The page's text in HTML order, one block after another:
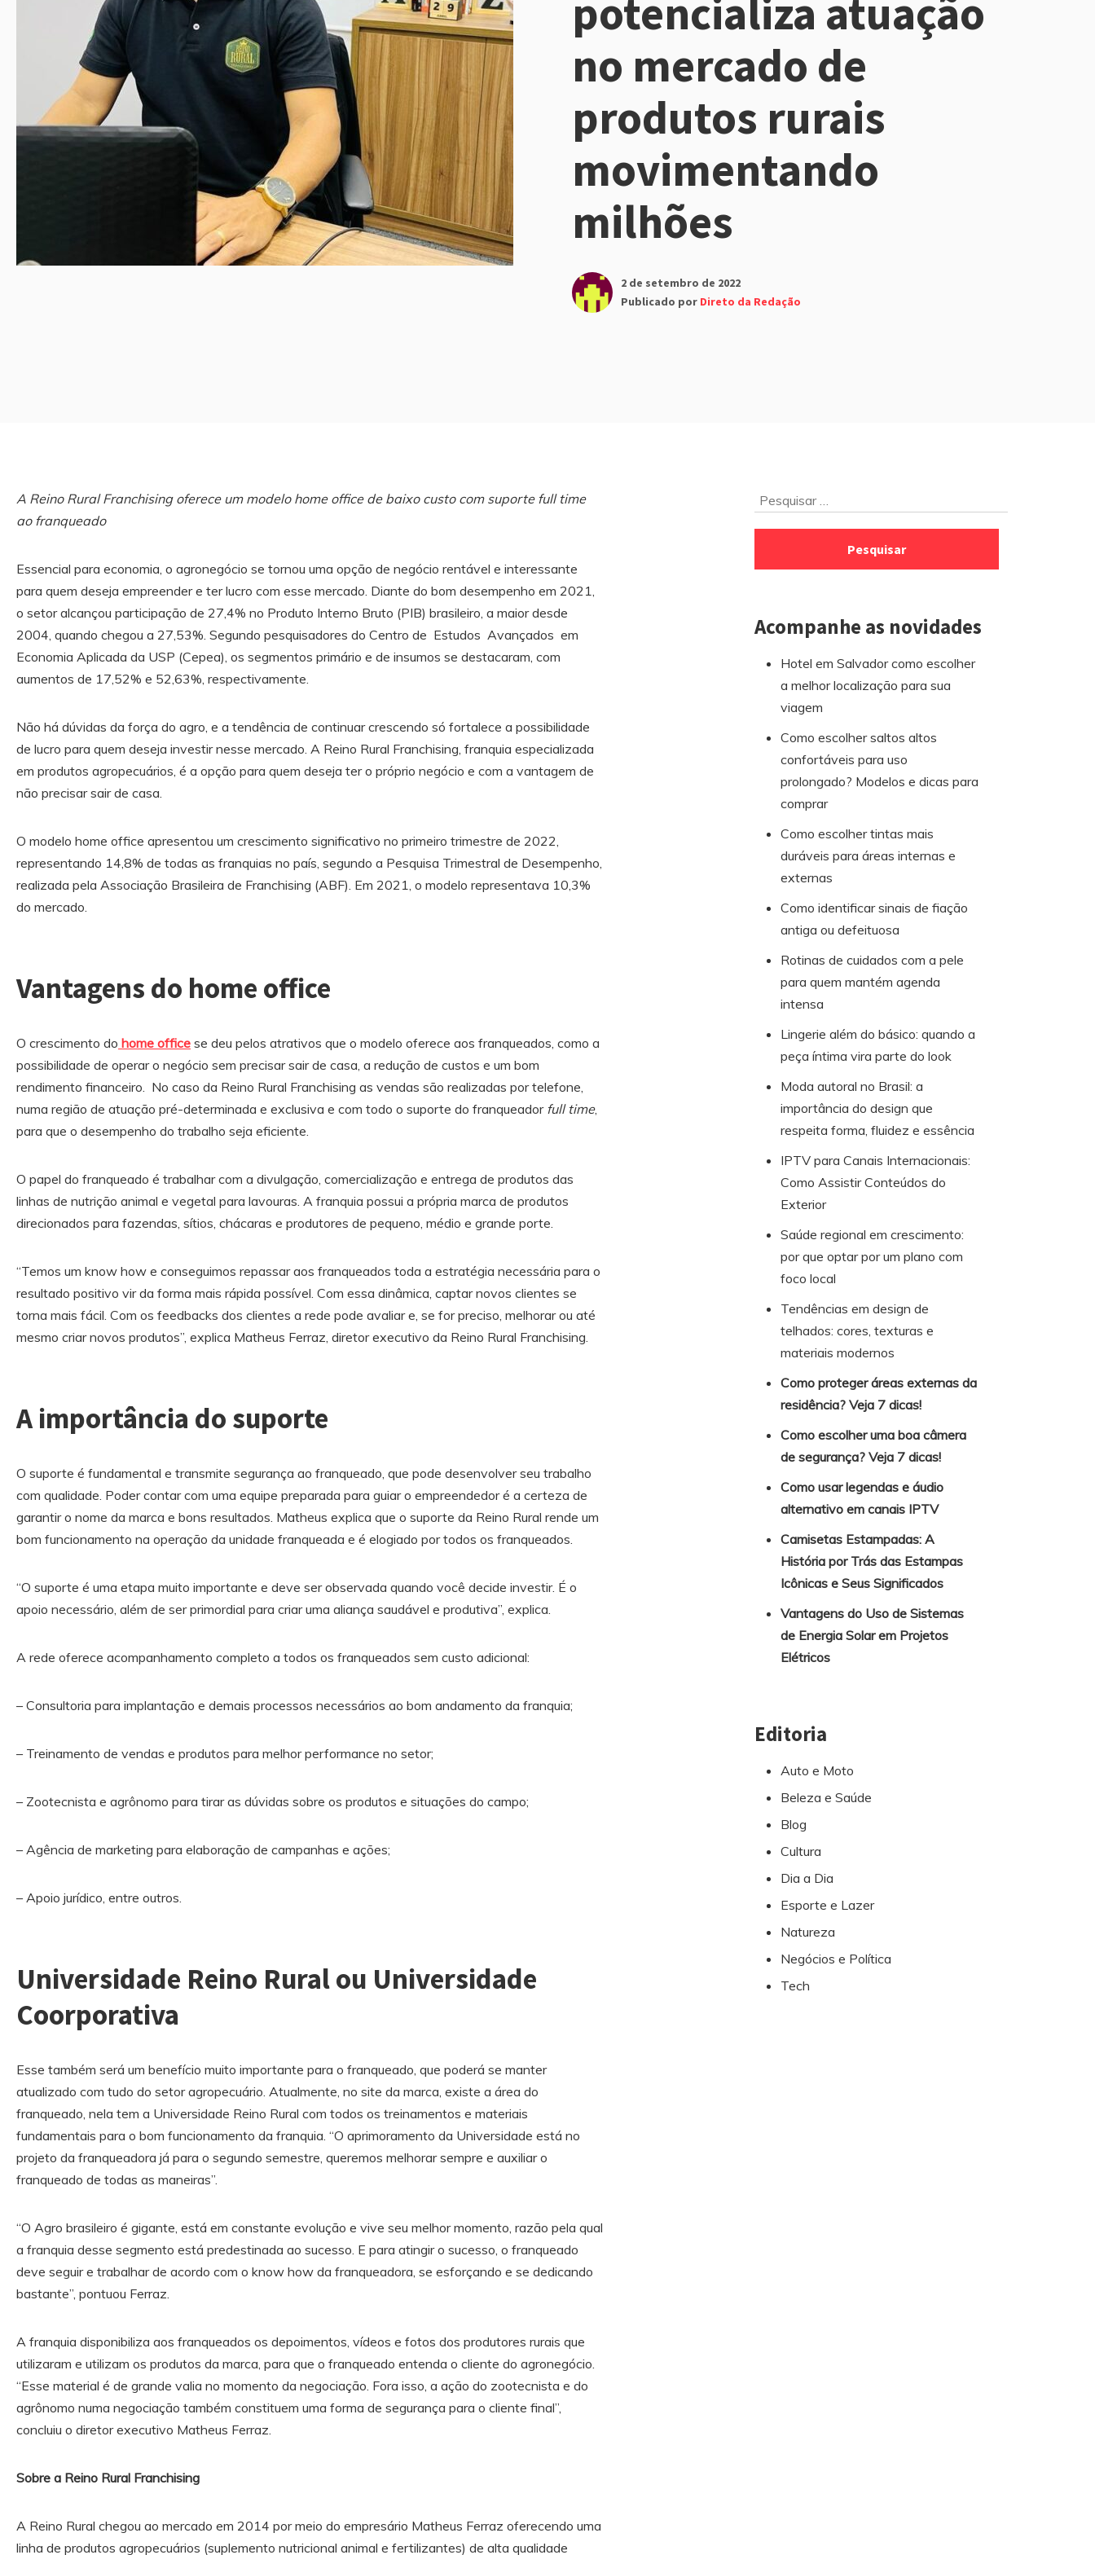
potencializa atuação
no mercado de
produtos rurais
movimentando
milhões
2 de setembro de 2022
Publicado por Direto da Redação
A Reino Rural Franchising oferece um modelo home office de baixo custo com suporte full time
ao franqueado
Essencial para economia, o agronegócio se tornou uma opção de negócio rentável e interessante
para quem deseja empreender e ter lucro com esse mercado. Diante do bom desempenho em 2021,
o setor alcançou participação de 27,4% no Produto Interno Bruto (PIB) brasileiro, a maior desde
2004, quando chegou a 27,53%. Segundo pesquisadores do Centro de Estudos Avançados em
Economia Aplicada da USP (Cepea), os segmentos primário e de insumos se destacaram, com
aumentos de 17,52% e 52,63%, respectivamente.
Não há dúvidas da força do agro, e a tendência de continuar crescendo só fortalece a possibilidade
de lucro para quem deseja investir nesse mercado. A Reino Rural Franchising, franquia especializada
em produtos agropecuários, é a opção para quem deseja ter o próprio negócio e com a vantagem de
não precisar sair de casa.
O modelo home office apresentou um crescimento significativo no primeiro trimestre de 2022,
representando 14,8% de todas as franquias no país, segundo a Pesquisa Trimestral de Desempenho,
realizada pela Associação Brasileira de Franchising (ABF). Em 2021, o modelo representava 10,3%
do mercado.
Vantagens do home office
O crescimento do home office se deu pelos atrativos que o modelo oferece aos franqueados, como a
possibilidade de operar o negócio sem precisar sair de casa, a redução de custos e um bom
rendimento financeiro. No caso da Reino Rural Franchising as vendas são realizadas por telefone,
numa região de atuação pré-determinada e exclusiva e com todo o suporte do franqueador full time,
para que o desempenho do trabalho seja eficiente.
O papel do franqueado é trabalhar com a divulgação, comercialização e entrega de produtos das
linhas de nutrição animal e vegetal para lavouras. A franquia possui a própria marca de produtos
direcionados para fazendas, sítios, chácaras e produtores de pequeno, médio e grande porte.
“Temos um know how e conseguimos repassar aos franqueados toda a estratégia necessária para o
resultado positivo vir da forma mais rápida possível. Com essa dinâmica, captar novos clientes se
torna mais fácil. Com os feedbacks dos clientes a rede pode avaliar e, se for preciso, melhorar ou até
mesmo criar novos produtos”, explica Matheus Ferraz, diretor executivo da Reino Rural Franchising.
A importância do suporte
O suporte é fundamental e transmite segurança ao franqueado, que pode desenvolver seu trabalho
com qualidade. Poder contar com uma equipe preparada para guiar o empreendedor é a certeza de
garantir o nome da marca e bons resultados. Matheus explica que o suporte da Reino Rural rende um
bom funcionamento na operação da unidade franqueada e é elogiado por todos os franqueados.
“O suporte é uma etapa muito importante e deve ser observada quando você decide investir. É o
apoio necessário, além de ser primordial para criar uma aliança saudável e produtiva”, explica.
A rede oferece acompanhamento completo a todos os franqueados sem custo adicional:
– Consultoria para implantação e demais processos necessários ao bom andamento da franquia;
– Treinamento de vendas e produtos para melhor performance no setor;
– Zootecnista e agrônomo para tirar as dúvidas sobre os produtos e situações do campo;
– Agência de marketing para elaboração de campanhas e ações;
– Apoio jurídico, entre outros.
Universidade Reino Rural ou Universidade
Coorporativa
Esse também será um benefício muito importante para o franqueado, que poderá se manter
atualizado com tudo do setor agropecuário. Atualmente, no site da marca, existe a área do
franqueado, nela tem a Universidade Reino Rural com todos os treinamentos e materiais
fundamentais para o bom funcionamento da franquia. “O aprimoramento da Universidade está no
projeto da franqueadora já para o segundo semestre, queremos melhorar sempre e auxiliar o
franqueado de todas as maneiras”.
“O Agro brasileiro é gigante, está em constante evolução e vive seu melhor momento, razão pela qual
a franquia desse segmento está predestinada ao sucesso. E para atingir o sucesso, o franqueado
deve seguir e trabalhar de acordo com o know how da franqueadora, se esforçando e se dedicando
bastante”, pontuou Ferraz.
A franquia disponibiliza aos franqueados os depoimentos, vídeos e fotos dos produtores rurais que
utilizaram e utilizam os produtos da marca, para que o franqueado entenda o cliente do agronegócio.
“Esse material é de grande valia no momento da negociação. Fora isso, a ação do zootecnista e do
agrônomo numa negociação também constituem uma forma de segurança para o cliente final”,
concluiu o diretor executivo Matheus Ferraz.
Sobre a Reino Rural Franchising
A Reino Rural chegou ao mercado em 2014 por meio do empresário Matheus Ferraz oferecendo uma
linha de produtos agropecuários (suplemento nutricional animal e fertilizantes) de alta qualidade
Pesquisar
Acompanhe as novidades
Hotel em Salvador como escolher
a melhor localização para sua
viagem
Como escolher saltos altos
confortáveis para uso
prolongado? Modelos e dicas para
comprar
Como escolher tintas mais
duráveis para áreas internas e
externas
Como identificar sinais de fiação
antiga ou defeituosa
Rotinas de cuidados com a pele
para quem mantém agenda
intensa
Lingerie além do básico: quando a
peça íntima vira parte do look
Moda autoral no Brasil: a
importância do design que
respeita forma, fluidez e essência
IPTV para Canais Internacionais:
Como Assistir Conteúdos do
Exterior
Saúde regional em crescimento:
por que optar por um plano com
foco local
Tendências em design de
telhados: cores, texturas e
materiais modernos
Como proteger áreas externas da
residência? Veja 7 dicas!
Como escolher uma boa câmera
de segurança? Veja 7 dicas!
Como usar legendas e áudio
alternativo em canais IPTV
Camisetas Estampadas: A
História por Trás das Estampas
Icônicas e Seus Significados
Vantagens do Uso de Sistemas
de Energia Solar em Projetos
Elétricos
Editoria
Auto e Moto
Beleza e Saúde
Blog
Cultura
Dia a Dia
Esporte e Lazer
Natureza
Negócios e Política
Tech